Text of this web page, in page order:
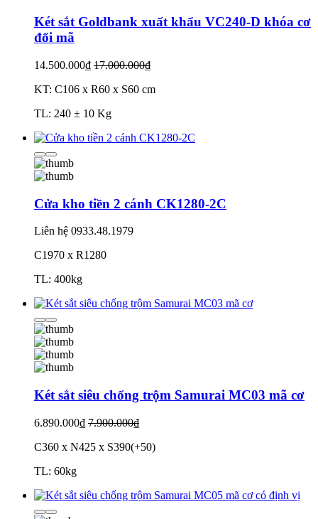
Két sắt Goldbank xuất khẩu VC240-D khóa cơ
đổi mã
14.500.000₫ 17.000.000₫
KT: C106 x R60 x S60 cm
TL: 240 ± 10 Kg
Cửa kho tiền 2 cánh CK1280-2C
Liên hệ 0933.48.1979
C1970 x R1280
TL: 400kg
Két sắt siêu chống trộm Samurai MC03 mã cơ
6.890.000₫ 7.900.000₫
C360 x N425 x S390(+50)
TL: 60kg